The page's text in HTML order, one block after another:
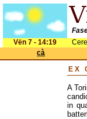
Vën 7 - 14:19
cà
EX
A
in